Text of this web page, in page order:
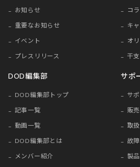
お知らせ
重要なお知らせ
イベント
プレスリリース
コ
キ
オ
干
DOD編集部
DOD編集部トップ
記事一覧
動画一覧
DOD編集部とは
メンバー紹介
サポ
サ
販
取
故
製